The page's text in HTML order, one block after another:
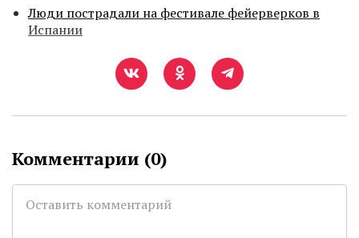
Люди пострадали на фестивале фейерверков в
Испании
Комментарии (0)